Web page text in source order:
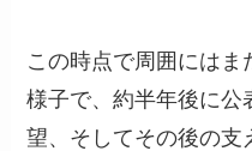
この時点で周囲にはま
様子で、約半年後に公
望、そしてその後の支